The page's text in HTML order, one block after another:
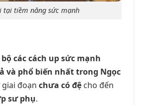
tại tiềm năng sức mạnh
các cách up sức mạnh
và phổ biến nhất trong Ngọc
giai đoạn chưa có đệ cho đến
sư phụ.